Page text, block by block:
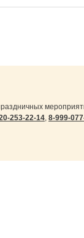
253-22-14, 8-999-